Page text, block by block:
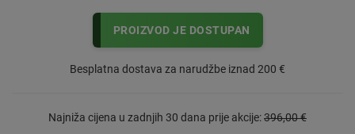
PROIZVOD JE DOSTUPAN
Besplatna dostava za narudžbe iznad 200 €
Najniža cijena u zadnjih 30 dana prije akcije:396,00 €